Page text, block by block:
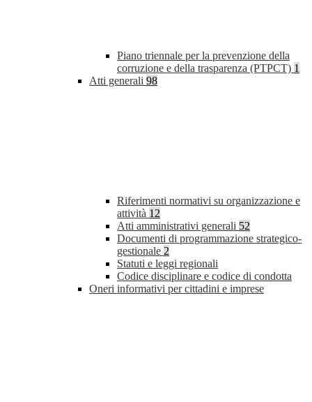
Piano triennale per la prevenzione della
corruzione e della trasparenza (PTPCT) 1
Atti generali 98
Riferimenti normativi su organizzazione e
attività 12
Atti amministrativi generali 52
Documenti di programmazione strategico-
gestionale 2
Statuti e leggi regionali
Codice disciplinare e codice di condotta
Oneri informativi per cittadini e imprese